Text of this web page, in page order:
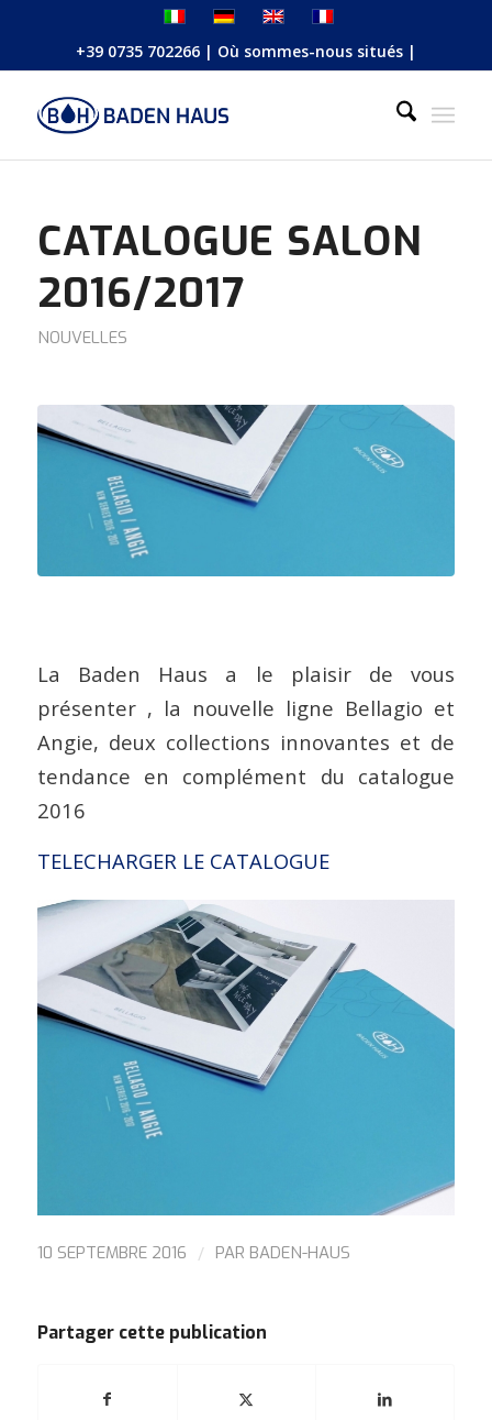
+39 0735 702266| Où sommes-nous situés|
CATALOGUE SALON
2016/2017
NOUVELLES
La Baden Haus a le plaisir de vous
présenter , la nouvelle ligne Bellagio et
Angie, deux collections innovantes et de
tendance en complément du catalogue
2016
TELECHARGER LE CATALOGUE
10 SEPTEMBRE 2016 / PAR BADEN-HAUS
Partager cette publication